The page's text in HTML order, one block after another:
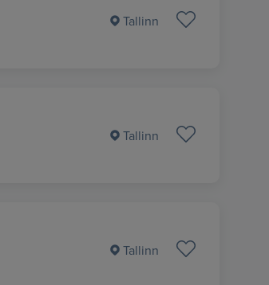
Tallinn
Tallinn
Tallinn